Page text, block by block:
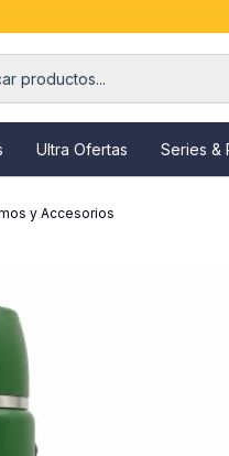
Ultra Ofertas Series &
y Accesorios